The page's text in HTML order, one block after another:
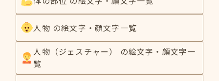
人物 の絵文字・顔文字一覧
人物（ジェスチャー） の絵文字・顔文字一
覧